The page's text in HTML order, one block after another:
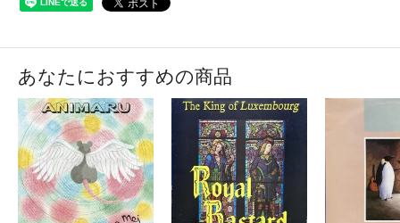
あなたにおすすめの商品